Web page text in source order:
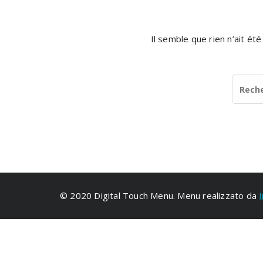
Il semble que rien n’ait
© 2020 Digital Touch Menu. Menu realizzato da